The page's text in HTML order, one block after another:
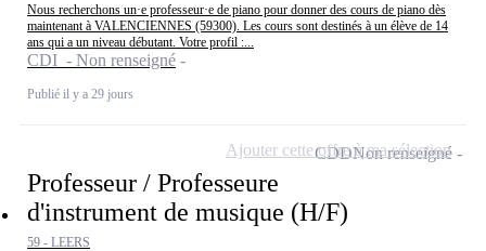
Nous recherchons un·e professeur·e de piano pour donner des cours de piano dès
maintenant à VALENCIENNES (59300). Les cours sont destinés à un élève de 14
ans qui a un niveau débutant. Votre profil :...
CDI - Non renseigné
Publié il y a 29 jours
Professeur / Professeure
d'instrument de musique (H/F)
59 - LEERS
CDDNon renseigné
Ajouter cette offre à ma sélection